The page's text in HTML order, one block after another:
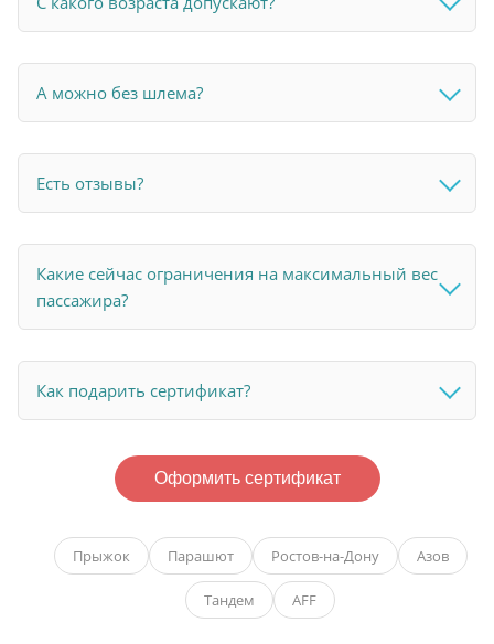
А можно без шлема?
Есть отзывы?
Какие сейчас ограничения на максимальный вес
пассажира?
Как подарить сертификат?
Оформить сертификат
Прыжок Парашют Ростов-на-Дону Азов
Тандем AFF